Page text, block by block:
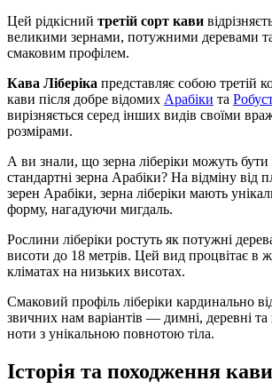
Цей рідкісний третій сорт кави
великими зернами, потужними деревами
смаковим профілем.
Кава Ліберіка представляє собою третій
кави після добре відомих Арабіки та
вирізняється серед інших видів своїми
розмірами.
А ви знали, що зерна ліберіки можуть бути
стандартні зерна Арабіки? На відміну від
зерен Арабіки, зерна ліберіки мають
форму, нагадуючи мигдаль.
Рослини ліберіки ростуть як потужні
висоти до 18 метрів. Цей вид процвітає в
кліматах на низьких висотах.
Смаковий профіль ліберіки кардинально
звичних нам варіантів — димні, деревні та
ноти з унікальною повнотою тіла.
Історія та походження